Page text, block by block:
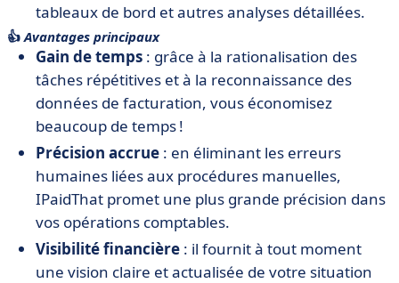
tableaux de bord et autres analyses détaillées.
👍Avantages principaux
Gain de temps : grâce à la rationalisation des
tâches répétitives et à la reconnaissance des
données de facturation, vous économisez
beaucoup de temps !
Précision accrue : en éliminant les erreurs
humaines liées aux procédures manuelles,
IPaidThat promet une plus grande précision dans
vos opérations comptables.
Visibilité financière : il fournit à tout moment
une vision claire et actualisée de votre situation